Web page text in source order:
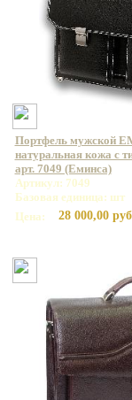
Портфель мужской
натуральная кожа с
арт. 7049 (Еминса)
Артикул: 7049
Базовая единица: шт
Цена:
28 000,00